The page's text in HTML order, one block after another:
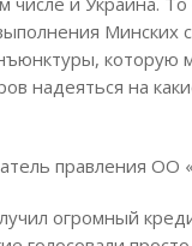
Минских
надеяться на
правления ОО
огромный